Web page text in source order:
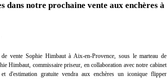
notre prochaine vente aux enchères à
vente Sophie Himbaut à Aix-en-Provence, sous le marteau de
Himbaut, commissaire priseur, en collaboration avec notre cabinet
et d'estimation gratuite vendra aux enchères un iconique flipper